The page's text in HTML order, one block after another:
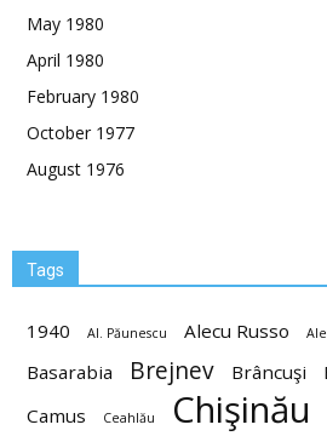
May 1980
April 1980
February 1980
October 1977
August 1976
Tags
1940 Al. Păunescu Alecu Russo
Basarabia Brejnev Brâncuşi
Camus
Ceahlău Chişinău